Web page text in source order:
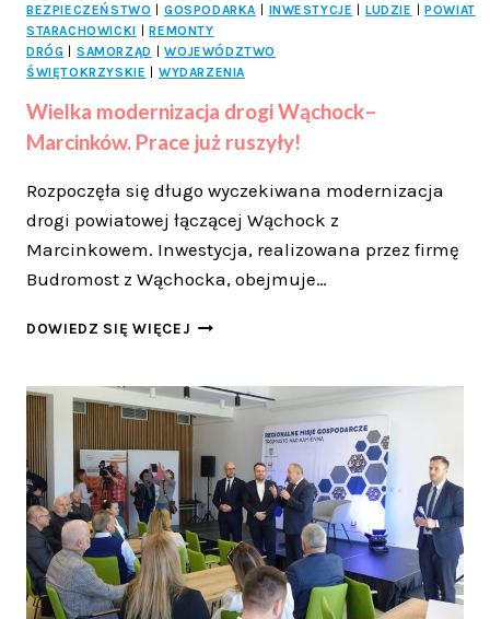
BEZPIECZEŃSTWO GOSPODARKA INWESTYCJE LUDZIE
POWIAT
STARACHOWICKI
REMONTY
DRÓG
SAMORZĄD
WOJEWÓDZTWO
ŚWIĘTOKRZYSKIE
WYDARZENIA
Wielka modernizacja drogi Wąchock–
Marcinków. Prace już ruszyły!
Rozpoczęła się długo wyczekiwana modernizacja
drogi powiatowej łączącej Wąchock z
Marcinkowem. Inwestycja, realizowana przez firmę
Budromost z Wąchocka, obejmuje…
DOWIEDZ SIĘ WIĘCEJ WIELKA
WĄCHOCK–
MARCINKÓW.
JUŻ
RUSZYŁY!